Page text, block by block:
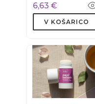
6,63 €
V KOŠARICO